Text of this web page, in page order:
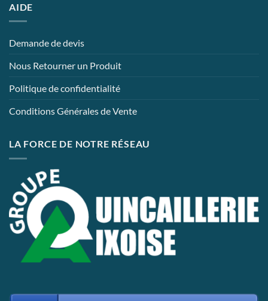
AIDE
Demande de devis
Nous Retourner un Produit
Politique de confidentialité
Conditions Générales de Vente
LA FORCE DE NOTRE RÉSEAU